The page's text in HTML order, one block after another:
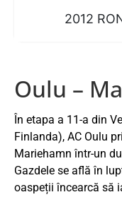
2012
Oulu –
În etapa a 11-a din
Finlanda), AC Oulu
Mariehamn într-un
Gazdele se află în
oaspeții încearcă să